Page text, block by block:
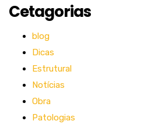
Cetagorias
blog
Dicas
Estrutural
Notícias
Obra
Patologias